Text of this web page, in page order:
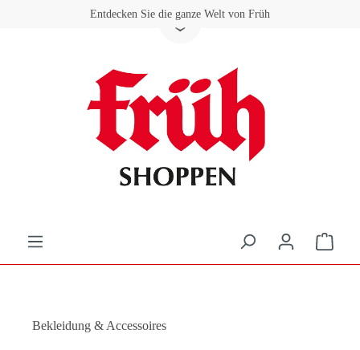
Zum Hauptinhalt springenEntdecken Sie die ganze Welt von Früh
Bekleidung & Accessoires